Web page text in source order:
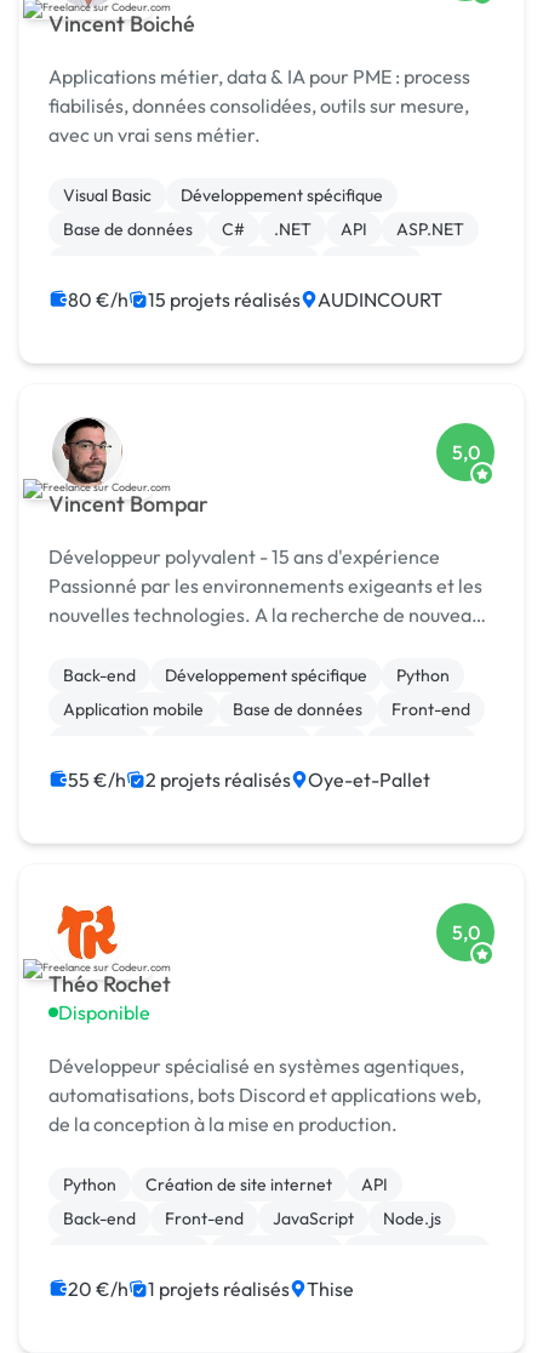
Vincent Boiché
Applications métier, data & IA pour PME : process
fiabilisés, données consolidées, outils sur mesure,
avec un vrai sens métier.
Visual Basic
Développement spécifique
Base de données
C# .NET API
ASP.NET
80 €/h 15 projets réalisés AUDINCOURT
Vincent Bompar
5,0
Développeur polyvalent - 15 ans d'expérience
Passionné par les environnements exigeants et les
nouvelles technologies. A la recherche de nouveaux
Back-end Développement spécifique
Python
Application mobile
Base de données
Front-end
55 €/h 2 projets réalisés Oye-et-Pallet
Théo Rochet
Disponible
5,0
Développeur spécialisé en systèmes agentiques,
automatisations, bots Discord et applications web,
de la conception à la mise en production.
Python Création de site internet
API
Back-end
Front-end JavaScript
Node.js
20 €/h 1 projets réalisés Thise